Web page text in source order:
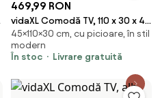
469,99 RON
vidaXL Comodă TV, 110 x 30 x 45
cm, lemn masiv reciclat
45×110×30 cm, cu picioare, în stil
modern
În stoc
Livrare gratuită